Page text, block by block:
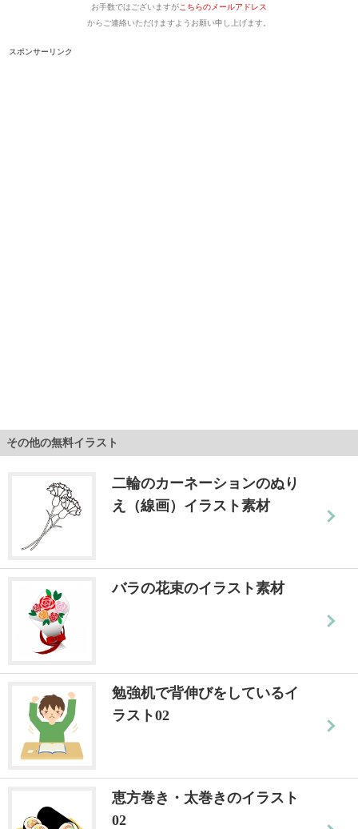
お手数ではございますがこちらのメールアドレス
からご連絡いただけますようお願い申し上げます。
スポンサーリンク
その他の無料イラスト
二輪のカーネーションのぬり
え（線画）イラスト素材
バラの花束のイラスト素材
勉強机で背伸びをしているイ
ラスト02
恵方巻き・太巻きのイラスト
02